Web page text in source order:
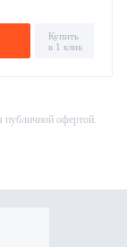
Купить
в 1 клик
публичной офертой.